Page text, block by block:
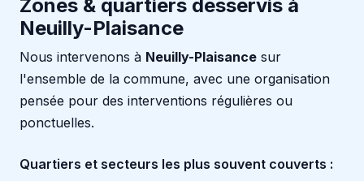
Zones & quartiers desservis à
Neuilly-Plaisance
Nous intervenons à Neuilly-Plaisance sur
l'ensemble de la commune, avec une organisation
pensée pour des interventions régulières ou
ponctuelles.
Quartiers et secteurs les plus souvent couverts :